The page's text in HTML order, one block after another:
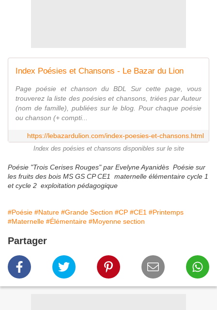
Index Poésies et Chansons - Le Bazar du Lion
Page poésie et chanson du BDL Sur cette page, vous
trouverez la liste des poésies et chansons, triées par Auteur
(nom de famille), publiées sur le blog. Pour chaque poésie
ou chanson (+ compti...
https://lebazardulion.com/index-poesies-et-chansons.html
Index des poésies et chansons disponibles sur le site
Poésie "Trois Cerises Rouges" par Evelyne Ayanidès Poésie sur
les fruits des bois MS GS CP CE1 maternelle élémentaire cycle 1
et cycle 2 exploitation pédagogique
#Poésie #Nature #Grande Section #CP #CE1 #Printemps
#Maternelle #Élémentaire #Moyenne section
Partager